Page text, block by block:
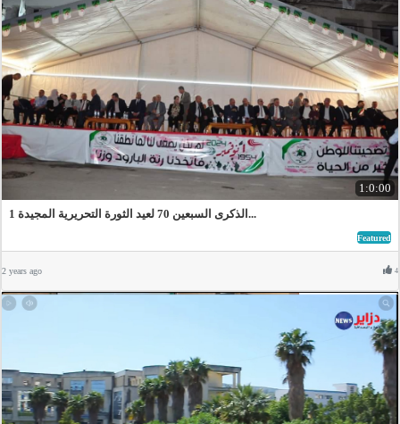
1:0:00
الذكرى السبعين 70 لعيد الثورة التحريرية المجيدة 1...
Featured
2 years ago 4